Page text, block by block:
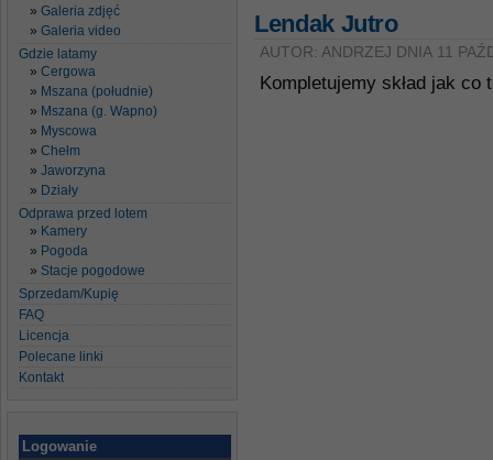
Galeria zdjęć
Galeria video
Gdzie latamy
Cergowa
Mszana (południe)
Mszana (g. Wapno)
Myscowa
Chełm
Jaworzyna
Działy
Odprawa przed lotem
Kamery
Pogoda
Stacje pogodowe
Sprzedam/Kupię
FAQ
Licencja
Polecane linki
Kontakt
Logowanie
Lendak Jutro
AUTOR: ANDRZEJ DNIA 11
Kompletujemy skład jak co